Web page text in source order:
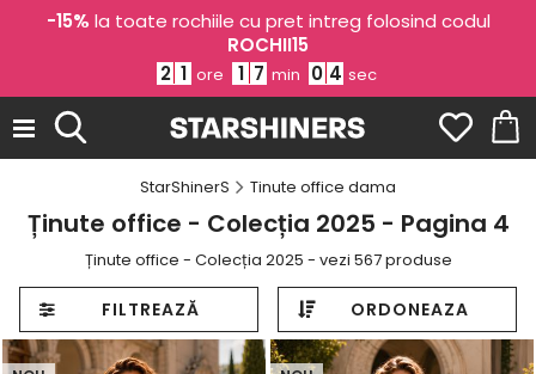
-15% la toate rochiile cu pret intreg folosind codul
ROCHII15
2 1 ore 1 7 min 0 1 sec
StarShinerS Tinute office dama
Ținute office - Colecția 2025 - Pagina 4
Ținute office - Colecția 2025 - vezi 567 produse
FILTREAZĂ ORDONEAZA